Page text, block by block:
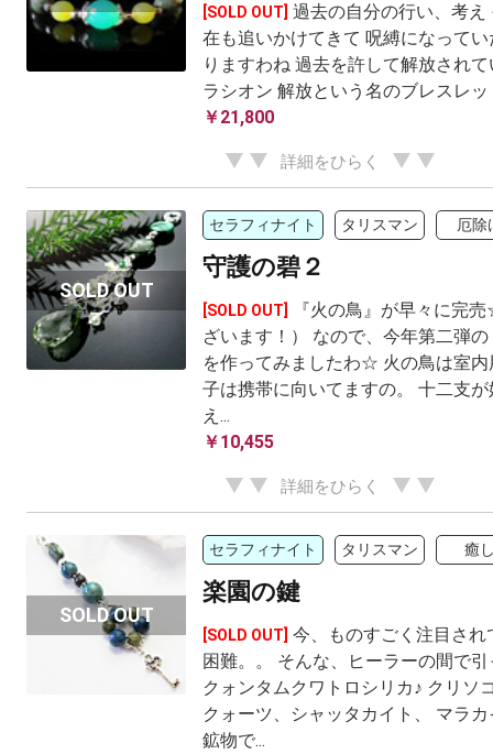
[SOLD OUT] 過去の自分の行い、考え
在も追いかけてきて 呪縛になって
りますわね 過去を許して解放され
ラシオン 解放という名のブレスレッ
￥21,800
詳細をひらく
セラフィナイト タリスマン 厄除
守護の碧２
[SOLD OUT]
『火の鳥』が早々に完
ざいます！） なので、今年第二弾
を作ってみましたわ☆ 火の鳥は室
子は携帯に向いてますの。 十二支
え...
￥10,455
詳細をひらく
セラフィナイト タリスマン 癒
楽園の鍵
[SOLD OUT] 今、ものすごく注目され
困難。。 そんな、ヒーラーの間で
クォンタムクワトロシリカ♪ クリソ
クォーツ、シャッタカイト、 マラ
鉱物で...